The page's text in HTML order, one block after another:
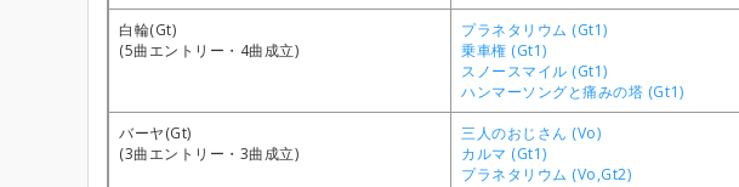
白輪(Gt)
(5曲エントリー・4曲成立)
プラネタリウム (Gt1)
乗車権 (Gt1)
スノースマイル (Gt1)
ハンマーソングと痛みの塔 (Gt1)
バーヤ(Gt)
(3曲エントリー・3曲成立)
三人のおじさん (Vo)
カルマ (Gt1)
プラネタリウム (Vo,Gt2)